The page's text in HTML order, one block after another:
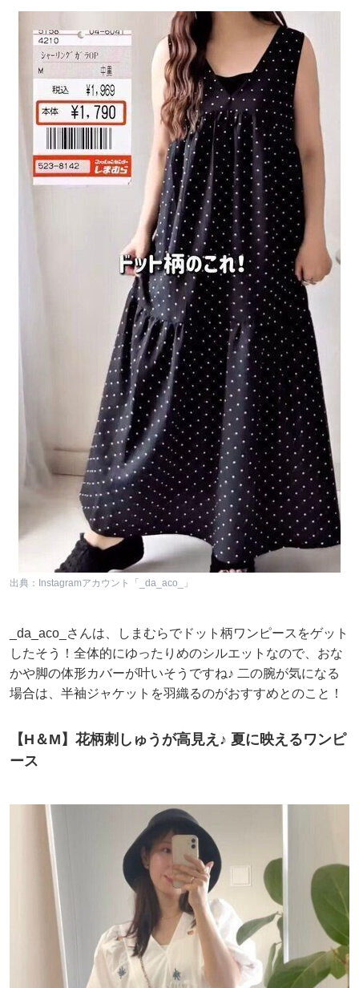
出典：Instagramアカウント「_da_aco_」
_da_aco_さんは、しまむらでドット柄ワンピースをゲット
したそう！全体的にゆったりめのシルエットなので、おな
かや脚の体形カバーが叶いそうですね♪ 二の腕が気になる
場合は、半袖ジャケットを羽織るのがおすすめとのこと！
【H＆M】花柄刺しゅうが高見え♪ 夏に映えるワンピ
ース